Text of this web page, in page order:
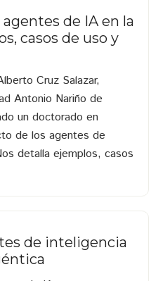
de IA en la
casos de uso y
Cruz Salazar,
Antonio Nariño de
un doctorado en
de los agentes de
detalla ejemplos, casos
de inteligencia